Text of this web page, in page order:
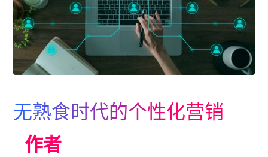
关于我们
行业活动
加入我们
Adopt AI
无熟食时代的个性化营销
作者